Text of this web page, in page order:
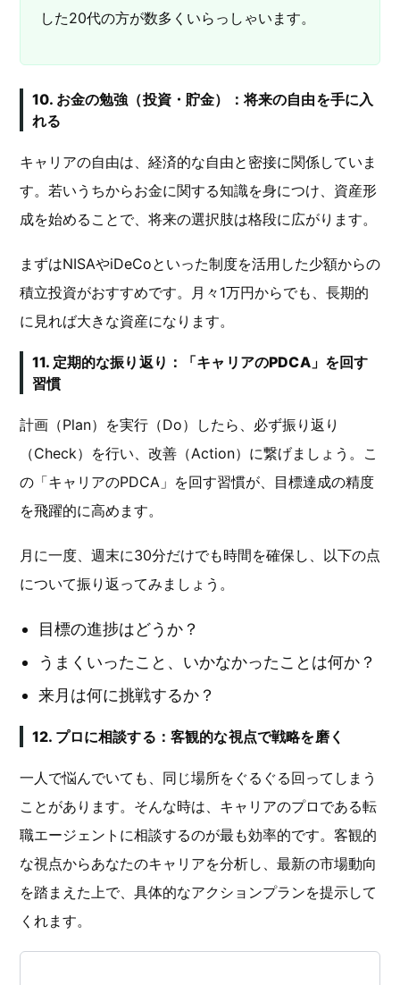
した20代の方が数多くいらっしゃいます。
10. お金の勉強（投資・貯金）：将来の自由を手に入
れる
キャリアの自由は、経済的な自由と密接に関係していま
す。若いうちからお金に関する知識を身につけ、資産形
成を始めることで、将来の選択肢は格段に広がります。
まずはNISAやiDeCoといった制度を活用した少額からの
積立投資がおすすめです。月々1万円からでも、長期的
に見れば大きな資産になります。
11. 定期的な振り返り：「キャリアのPDCA」を回す
習慣
計画（Plan）を実行（Do）したら、必ず振り返り
（Check）を行い、改善（Action）に繋げましょう。こ
の「キャリアのPDCA」を回す習慣が、目標達成の精度
を飛躍的に高めます。
月に一度、週末に30分だけでも時間を確保し、以下の点
について振り返ってみましょう。
目標の進捗はどうか？
うまくいったこと、いかなかったことは何か？
来月は何に挑戦するか？
12. プロに相談する：客観的な視点で戦略を磨く
一人で悩んでいても、同じ場所をぐるぐる回ってしまう
ことがあります。そんな時は、キャリアのプロである転
職エージェントに相談するのが最も効率的です。客観的
な視点からあなたのキャリアを分析し、最新の市場動向
を踏まえた上で、具体的なアクションプランを提示して
くれます。